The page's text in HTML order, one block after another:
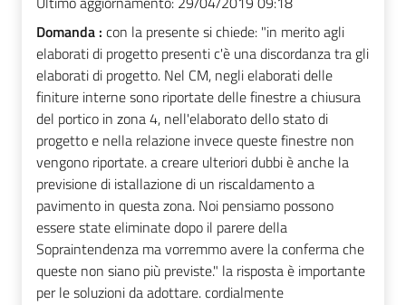
Domanda : con la presente si chiede: "in merito agli
elaborati di progetto presenti c'è una discordanza tra gli
elaborati di progetto. Nel CM, negli elaborati delle
finiture interne sono riportate delle finestre a chiusura
del portico in zona 4, nell'elaborato dello stato di
progetto e nella relazione invece queste finestre non
vengono riportate. a creare ulteriori dubbi è anche la
previsione di istallazione di un riscaldamento a
pavimento in questa zona. Noi pensiamo possono
essere state eliminate dopo il parere della
Sopraintendenza ma vorremmo avere la conferma che
queste non siano più previste." la risposta è importante
per le soluzioni da adottare. cordialmente